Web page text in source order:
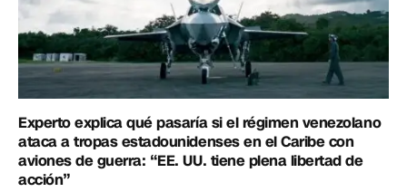
Experto explica qué pasaría si el régimen venezolano
ataca a tropas estadounidenses en el Caribe con
aviones de guerra: “EE. UU. tiene plena libertad de
acción”